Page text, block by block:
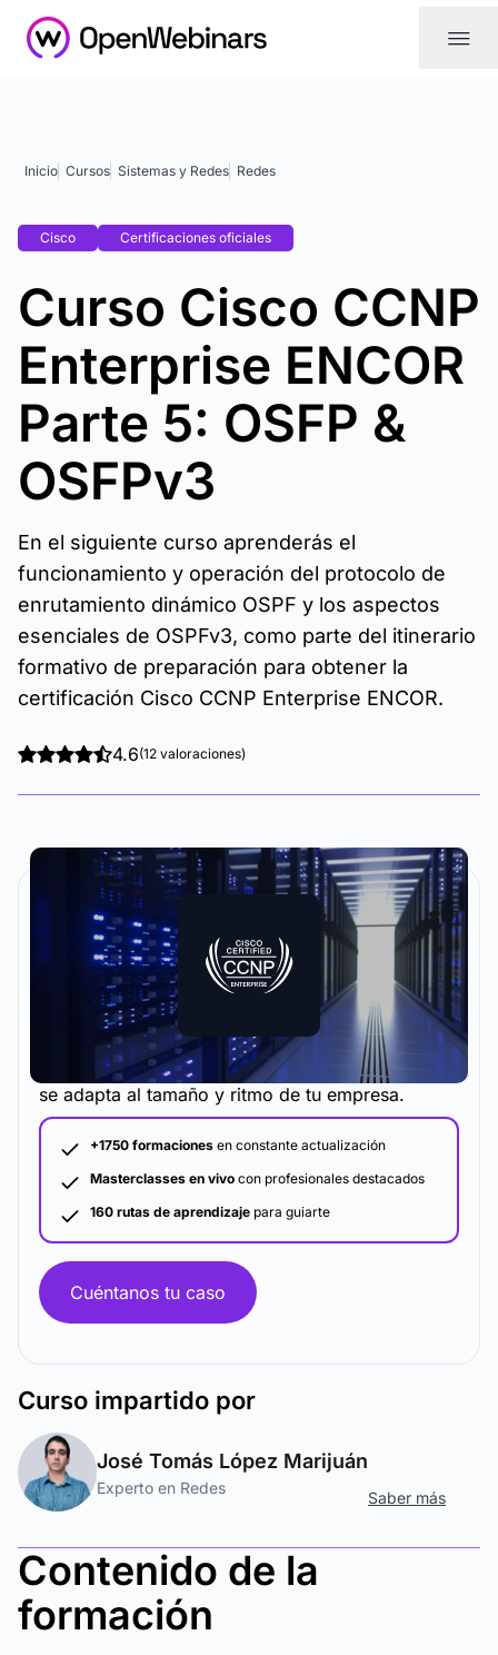
|||
Inicio Cursos Sistemas y Redes Redes
Cisco Certificaciones oficiales
Curso Cisco CCNP
Enterprise ENCOR
Parte 5: OSFP &
OSFPv3
En el siguiente curso aprenderás el
funcionamiento y operación del protocolo de
enrutamiento dinámico OSPF y los aspectos
esenciales de OSPFv3, como parte del itinerario
formativo de preparación para obtener la
certificación Cisco CCNP Enterprise ENCOR.
4.6(12 valoraciones)
La metodología y plataforma de formación que
se adapta al tamaño y ritmo de tu empresa.
+1750 formaciones en constante actualización
Masterclasses en vivo con profesionales destacados
160 rutas de aprendizaje para guiarte
Cuéntanos tu caso
Curso impartido por
José Tomás López Marijuán
Experto en Redes
Saber más
Contenido de la
formación